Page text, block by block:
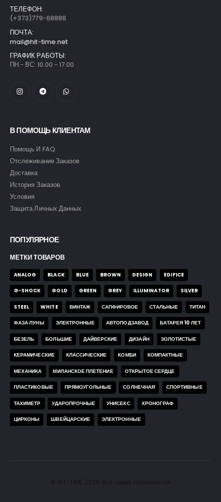
ТЕЛЕФОН:
(+373)779-68888
ПОЧТА:
mail@hit-time.net
ГРАФИК РАБОТЫ:
ПН - ВС: 10.00 - 17.00
В ПОМОЩЬ КЛИЕНТАМ
Помощь И FAQ
Отслеживание Заказов
Доставка
История Заказов
Условия
Защита Личных Данных
ПОПУЛЯРНОЕ
МЕТКИ ТОВАРОВ
ANALOG BLACK BLUE BROWN DESIGN EDIFICE
G-SHOCK GOLD GREEN GREY ILLUMINATOR SILVER
STEEL WHITE ВИНТАЖ САПФИРОВОЕ СТАЛЬНЫЕ ТИТАН
ФАЗА ЛУНЫ ЭЛЕКТРОННЫЕ АВТОПОДЗАВОД БАТАРЕЯ 10 ЛЕТ
БЕЗЕЛЬ БОЛЬШИЕ ДАЙВЕРСКИЕ ДИЗАЙН ЗОЛОТИСТЫЕ
КЕРАМИЧЕСКИЕ КЛАССИЧЕСКИЕ КОМБИ КОМПАКТНЫЕ
МЕХАНИКА МИЛАНСКОЕ ПЛЕТЕНИЕ ОТКРЫТОЕ СЕРДЦЕ
ПЛАСТИКОВЫЕ ПРЯМОУГОЛЬНЫЕ СОЛНЕЧНАЯ СПОРТИВНЫЕ
ТАХИМЕТР УДАРОПРОЧНЫЕ УНИСЕКС ХРОНОГРАФ
ЦИРКОНЫ ШВЕЙЦАРСКИЕ ЭЛЕКТРОННЫЕ
© HIT-TIME. 2026. Все права сохраняются